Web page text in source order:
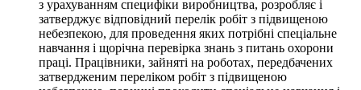
з урахуванням специфіки виробництва, розробляє і
затверджує відповідний перелік робіт з підвищеною
небезпекою, для проведення яких потрібні спеціальне
навчання і щорічна перевірка знань з питань охорони
праці. Працівники, зайняті на роботах, передбачених
затвердженим переліком робіт з підвищеною